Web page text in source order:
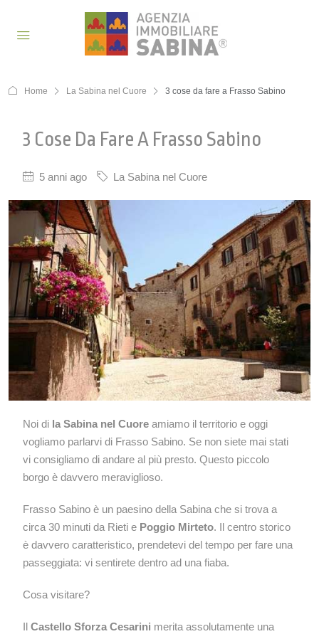
Home La Sabina nel Cuore 3 cose da fare a Frasso Sabino
3 Cose Da Fare A Frasso Sabino
5 anni ago La Sabina nel Cuore
Noi di la Sabina nel Cuore amiamo il territorio e oggi
vogliamo parlarvi di Frasso Sabino. Se non siete mai stati
vi consigliamo di andare al più presto. Questo piccolo
borgo è davvero meraviglioso.
Frasso Sabino è un paesino della Sabina che si trova a
circa 30 minuti da Rieti e Poggio Mirteto. Il centro storico
è davvero caratteristico, prendetevi del tempo per fare una
passeggiata: vi sentirete dentro ad una fiaba.
Cosa visitare?
Il Castello Sforza Cesarini merita assolutamente una